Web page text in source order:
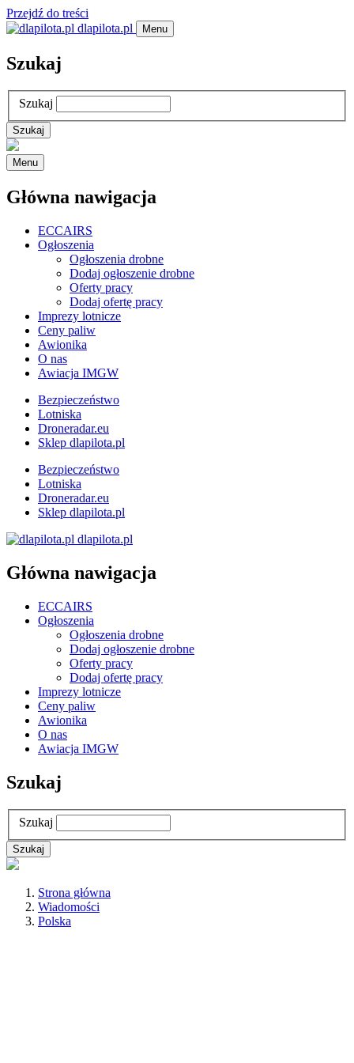
Przejdź do treści
dlapilota.pl
Menu
Szukaj
Szukaj
Menu
Główna nawigacja
ECCAIRS
Ogłoszenia
Ogłoszenia drobne
Dodaj ogłoszenie drobne
Oferty pracy
Dodaj ofertę pracy
Imprezy lotnicze
Ceny paliw
Awionika
O nas
Awiacja IMGW
Bezpieczeństwo
Lotniska
Droneradar.eu
Sklep dlapilota.pl
Bezpieczeństwo
Lotniska
Droneradar.eu
Sklep dlapilota.pl
dlapilota.pl
Główna nawigacja
ECCAIRS
Ogłoszenia
Ogłoszenia drobne
Dodaj ogłoszenie drobne
Oferty pracy
Dodaj ofertę pracy
Imprezy lotnicze
Ceny paliw
Awionika
O nas
Awiacja IMGW
Szukaj
Szukaj
Strona główna
Wiadomości
Polska